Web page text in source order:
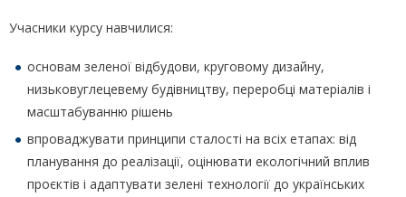
Учасники курсу навчилися:
основам зеленої відбудови, круговому дизайну,
низьковуглецевему будівництву, переробці матеріалів і
масштабуванню рішень
впроваджувати принципи сталості на всіх етапах: від
планування до реалізації, оцінювати екологічний вплив
проєктів і адаптувати зелені технології до українських